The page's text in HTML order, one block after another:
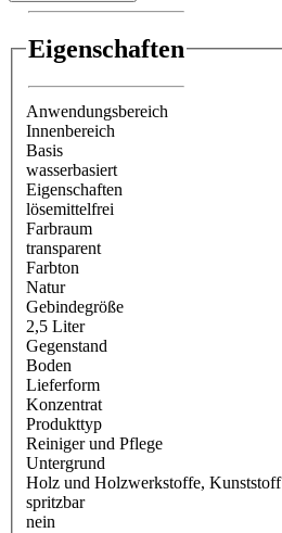
Eigenschaften
Anwendungsbereich
Innenbereich
Basis
wasserbasiert
Eigenschaften
lösemittelfrei
Farbraum
transparent
Farbton
Natur
Gebindegröße
2,5 Liter
Gegenstand
Boden
Lieferform
Konzentrat
Produkttyp
Reiniger und Pflege
Untergrund
Holz und Holzwerkstoffe, Kunststoff
spritzbar
nein